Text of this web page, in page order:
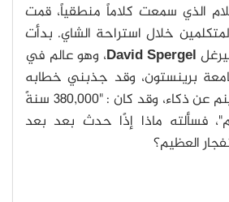
الذي سمعت كلاماً منطقياً، قمت
خلال استراحة الشاي. بدأت
David Spergel، وهو عالم في
برينستون، وقد جذبني خطابه
بسبب عنوانه الذي ينم عن ذكاء، وقد كان : "380,000 سنةً
فسألته ماذا إذًا حدث بعد بعد